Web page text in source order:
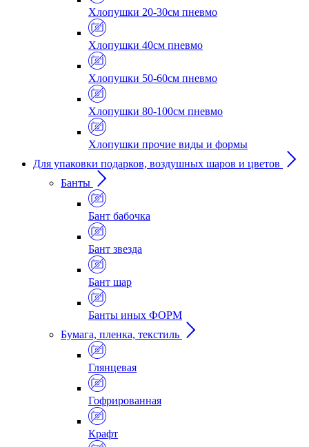
Хлопушки 20-30см пневмо
Хлопушки 40см пневмо
Хлопушки 50-60см пневмо
Хлопушки 80-100см пневмо
Хлопушки прочие виды и формы
Для упаковки подарков, воздушных шаров и цветов
Банты
Бант бабочка
Бант звезда
Бант шар
Банты иных ФОРМ
Бумага, пленка, текстиль
Глянцевая
Гофрированная
Крафт